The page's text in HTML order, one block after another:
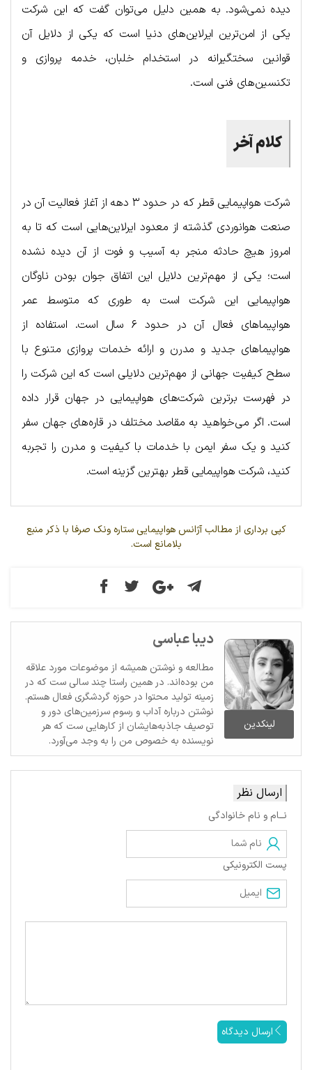
دیده نمی‌شود. به همین دلیل می‌توان گفت که این شرکت
یکی از امن‌ترین ایرلاین‌های دنیا است که یکی از دلایل آن
قوانین سختگیرانه در استخدام خلبان، خدمه پروازی و
تکنسین‌های فنی است.
کلام آخر
شرکت هواپیمایی قطر که در حدود ۳ دهه از آغاز فعالیت آن در
صنعت هوانوردی گذشته از معدود ایرلاین‌هایی است که تا به
امروز هیچ حادثه منجر به آسیب و فوت از آن دیده نشده
است؛ یکی از مهم‌ترین دلایل این اتفاق جوان بودن ناوگان
هواپیمایی این شرکت است به طوری که متوسط عمر
هواپیماهای فعال آن در حدود ۶ سال است. استفاده از
هواپیماهای جدید و مدرن و ارائه خدمات پروازی متنوع با
سطح کیفیت جهانی از مهم‌ترین دلایلی است که این شرکت را
در فهرست برترین شرکت‌های هواپیمایی در جهان قرار داده
است. اگر می‌خواهید به مقاصد مختلف در قاره‌های جهان سفر
کنید و یک سفر ایمن با خدمات با کیفیت و مدرن را تجربه
کنید، شرکت هواپیمایی قطر بهترین گزینه است.
کپی برداری از مطالب آژانس هواپیمایی ستاره ونک صرفا با ذکر منبع
بلامانع است.
لینکدین
دیبا عباسی
مطالعه و نوشتن همیشه از موضوعات مورد علاقه
من بوده‌اند. در همین راستا چند سالی ست که در
زمینه تولید محتوا در حوزه گردشگری فعال هستم.
نوشتن درباره آداب و رسوم سرزمین‌های دور و
توصیف جاذبه‌هایشان از کارهایی ست که هر
نویسنده به خصوص من را به وجد می‌آورد.
ارسال نظر
نــام و نام خانوادگی
پست الکترونیکی
ارسال دیدگاه